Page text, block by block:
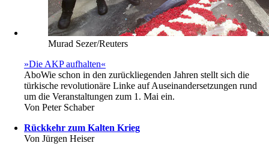
Murad Sezer/Reuters
»Die AKP aufhalten«
AboWie schon in den zurückliegenden Jahren stellt sich die
türkische revolutionäre Linke auf Auseinandersetzungen rund
um die Veranstaltungen zum 1. Mai ein.
Von Peter Schaber
Rückkehr zum Kalten Krieg
Von Jürgen Heiser